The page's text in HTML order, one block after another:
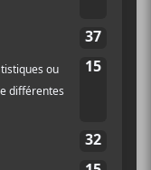
indésirables.
de vos